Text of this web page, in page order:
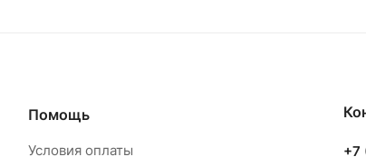
Помощь
Условия оплаты +7